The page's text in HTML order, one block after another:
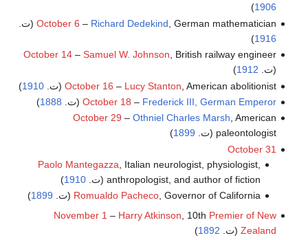
1906
)
October 6 – Richard Dedekind , German mathematician (ت.
1916
)
October 14– Samuel W. Johnson , British railway engineer
(ت. 1912
)
October 16 – Lucy Stanton , American abolitionist (ت. 1910
)
October 18 – Frederick III, German Emperor (ت. 1888
)
October 29 – Othniel Charles Marsh, American
paleontologist (ت.
1899
)
October 31
Paolo Mantegazza , Italian neurologist, physiologist,
anthropologist, and author of fiction (ت.
1910
)
Romualdo Pacheco , Governor of California (ت. 1899
)
November 1 – Harry Atkinson , 10th Premier of New
Zealand (ت. 1892
)